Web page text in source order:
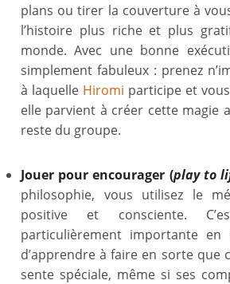
plans ou tirer la couverture à
l’histoire plus riche et plus
monde. Avec une bonne
simplement fabuleux : prenez
à laquelle Hiromi participe et
elle parvient à créer cette magie
reste du groupe.
Jouer pour encourager (play to
philosophie, vous utilisez le
positive et consciente.
particulièrement importante en
d’apprendre à faire en sorte que
sente spéciale, même si ses